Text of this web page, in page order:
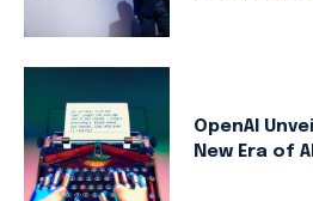
OpenAI
New Era of